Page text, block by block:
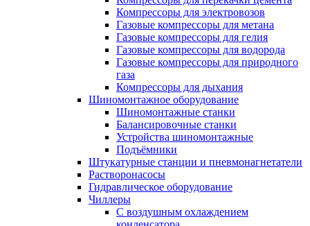
Компрессоры для электровозов
Газовые компрессоры для метана
Газовые компрессоры для гелия
Газовые компрессоры для водорода
Газовые компрессоры для природного
газа
Компрессоры для дыхания
Шиномонтажное оборудование
Шиномонтажные станки
Балансировочные станки
Устройства шиномонтажные
Подъёмники
Штукатурные станции и пневмонагнетатели
Растворонасосы
Гидравлическое оборудование
Чиллеры
С воздушным охлаждением